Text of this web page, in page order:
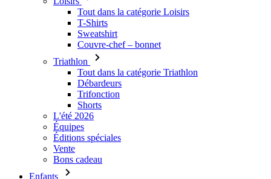
Triathlon
Tout dans la catégorie Triathlon
Débardeurs
Trifonction
Shorts
L'été 2026
Équipes
Éditions spéciales
Vente
Bons cadeau
Enfants
Tout dans la catégorie Enfants
Cyclisme
Tout dans la catégorie Cyclisme